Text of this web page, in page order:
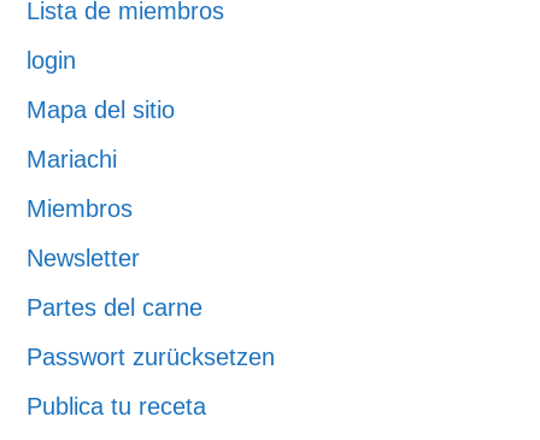
Lista de miembros
login
Mapa del sitio
Mariachi
Miembros
Newsletter
Partes del carne
Passwort zurücksetzen
Publica tu receta